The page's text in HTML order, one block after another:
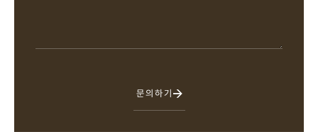
문의하기